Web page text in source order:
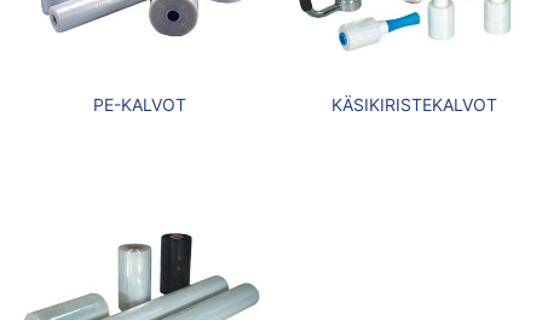
PE-KALVOT KÄSIKIRISTEKALVOT